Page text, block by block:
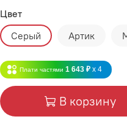
Цвет
Серый
Артик
Плати частями 1 643 ₽ x 4
В корзину